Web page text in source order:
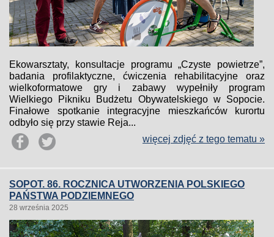
Ekowarsztaty, konsultacje programu „Czyste powietrze”,
badania profilaktyczne, ćwiczenia rehabilitacyjne oraz
wielkoformatowe gry i zabawy wypełniły program
Wielkiego Pikniku Budżetu Obywatelskiego w Sopocie.
Finałowe spotkanie integracyjne mieszkańców kurortu
odbyło się przy stawie Reja...
więcej zdjęć z tego tematu »
SOPOT. 86. ROCZNICA UTWORZENIA POLSKIEGO
PAŃSTWA PODZIEMNEGO
28 września 2025